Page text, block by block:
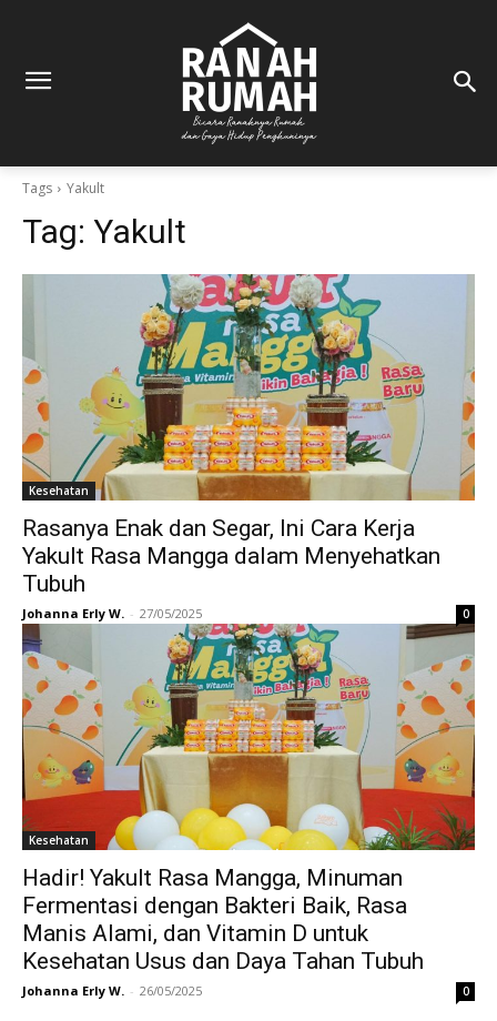
Tags Yakult
Tag: Yakult
Kesehatan
Rasanya Enak dan Segar, Ini Cara Kerja
Yakult Rasa Mangga dalam Menyehatkan
Tubuh
Johanna Erly W. - 27/05/2025 0
Kesehatan
Hadir! Yakult Rasa Mangga, Minuman
Fermentasi dengan Bakteri Baik, Rasa
Manis Alami, dan Vitamin D untuk
Kesehatan Usus dan Daya Tahan Tubuh
Johanna Erly W. - 26/05/2025 0